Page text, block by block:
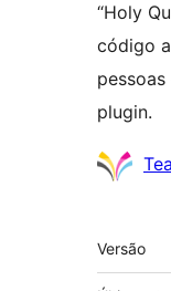
“Holy
código
plugin.
Meta
Versão